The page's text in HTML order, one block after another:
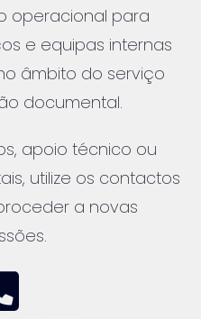
operacional para
e equipas internas
âmbito do serviço
documental.
apoio técnico ou
utilize os contactos
a novas